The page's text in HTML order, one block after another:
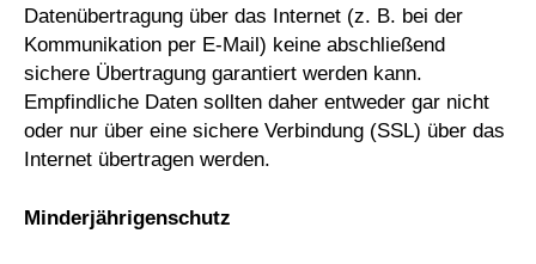
Datenübertragung über das Internet (z. B. bei der
Kommunikation per E-Mail) keine abschließend
sichere Übertragung garantiert werden kann.
Empfindliche Daten sollten daher entweder gar nicht
oder nur über eine sichere Verbindung (SSL) über das
Internet übertragen werden.
Minderjährigenschutz